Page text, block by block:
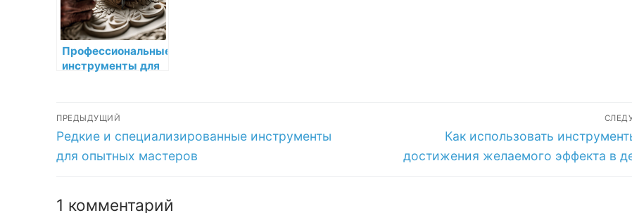
Профессиональные
инструменты для
Навигация
по
записям
ПРЕДЫДУЩИЙ
Предыдущая
запись:
Редкие и специализированные инструменты
для опытных мастеров
Следующая
запись:
Как использовать
достижения желаемого эффекта в
1 комментарий